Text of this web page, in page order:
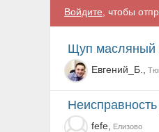
Войдите , чтобы
Щуп
Евгений_Б.,
fefe, Елизово